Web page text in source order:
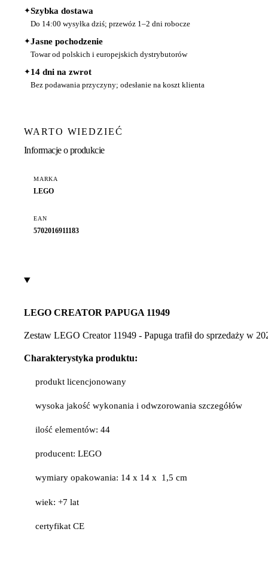
✦Szybka dostawa
Do 14:00 wysyłka dziś; przewóz 1–2 dni robocze
✦Jasne pochodzenie
Towar od polskich i europejskich dystrybutorów
✦14 dni na zwrot
Bez podawania przyczyny; odesłanie na koszt klienta
WARTO WIEDZIEĆ
Informacje o produkcie
MARKA
LEGO
EAN
5702016911183
LEGO CREATOR PAPUGA 11949
Zestaw LEGO Creator 11949 - Papuga trafił do sprzedaży w
Charakterystyka produktu:
produkt licencjonowany
wysoka jakość wykonania i odwzorowania szczegółów
ilość elementów: 44
producent: LEGO
wymiary opakowania: 14 x 14 x 1,5 cm
wiek: +7 lat
certyfikat CE